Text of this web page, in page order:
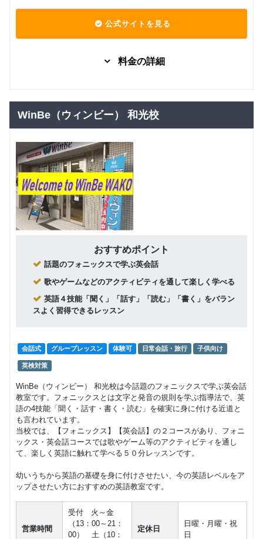
ット制購
ケットあ
マンツーマン 子供向け
3,300円(税込) / 総額
回数：1 / 1セッション60分
公式サイトを見る
料金の詳細
はお問い
合わせく
ださい
0 円(税込) / 月
回数：0 / 1セッション0分
WinBe（ウィンビー） 和光校
おすすめポイント
話題のフォニックスで学ぶ英会話
歌やゲームなどのアクティビティを通して楽しく学べる
英語４技能「聞く」「話す」「読む」「書く」をバラン
スよく習得できるレッスン
会話式 グループレッスン 体験可 日常会話・旅行 子供向け
英検対策
WinBe（ウィンビー） 和光校は今話題のフォニックスで学ぶ英会話
教室です。フォニックスとは文字と発音の規則を学ぶ指導法で、英
語の4技能「聞く・話す・書く・読む」を確実に身に付ける近道と
も言われています。
当校では、【フォニックス】【英会話】の２コースがあり、フォニ
ックス・英会話コースでは歌やゲーム等のアクティビティを通し
て、楽しく英語に触れて学べる５０分レッスンです。
幼いうちから英語の基礎を身に付けさせたい、今の英語レベルをア
ップさせたい方におすすめの英語教室です。
営業時間
受付 火～金
（13：00～21：
00） 土（10：
定休日
日曜・月曜・祝
日